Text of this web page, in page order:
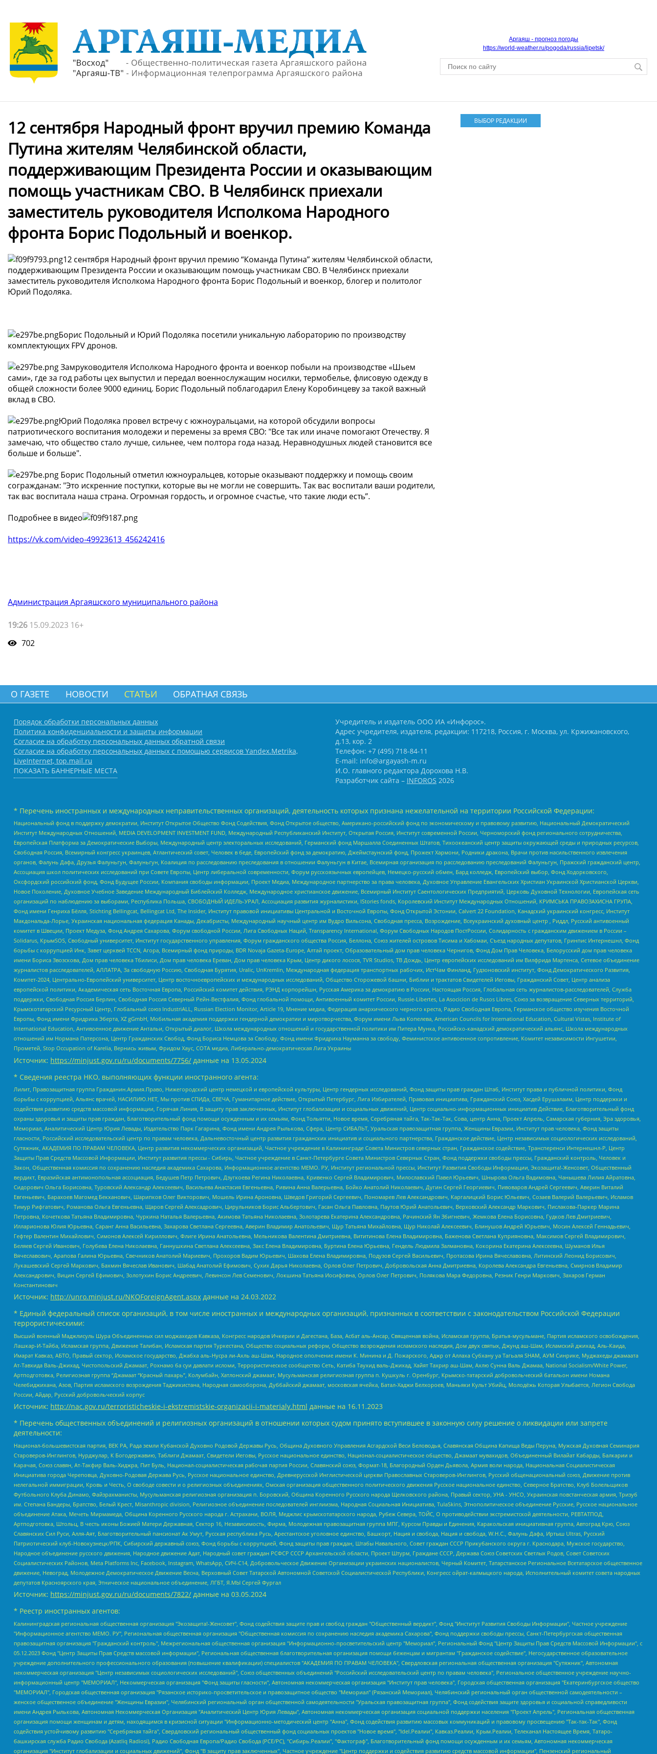
Аргаяш - прогноз погоды
https://world-weather.ru/pogoda/russia/lipetsk/
12 сентября Народный фронт вручил премию Команда
Путина жителям Челябинской области,
поддерживающим Президента России и оказывающим
помощь участникам СВО. В Челябинск приехали
заместитель руководителя Исполкома Народного
фронта Борис Подольный и военкор.
12 сентября Народный фронт вручил премию “Команда Путина” жителям Челябинской области,
поддерживающим Президента России и оказывающим помощь участникам СВО. В Челябинск приехали
заместитель руководителя Исполкома Народного фронта Борис Подольный и военкор, блогер и политолог
Юрий Подоляка.
Борис Подольный и Юрий Подоляка посетили уникальную лабораторию по производству
комплектующих FPV дронов.
Замруководителя Исполкома Народного фронта и военкор побыли на производстве «Шьем
сами», где за год работы цех выпустил и передал военнослужащим носилки, термобелье, флисовую одежду в
общей сложности более 9000 единиц. Борис Подольный поблагодарил Елену Коробинцеву за такой важный
вклад в СВО.
Юрий Подоляка провел встречу с южноуральцами, на которой обсудили вопросы
патриотического воспитания молодежи и перемены за время СВО: "Все так или иначе помогают Отечеству. Я
замечаю, что общество стало лучше, сильнее, чем полтора года назад. Неравнодушных людей становится все
больше и больше".
Борис Подольный отметил южноуральцев, которые оказывают поддержку и помощь своим
согражданам: "Это искренние поступки, которые вы не могли не совершить. Так вас воспитали ваши родители,
так вас воспитала наша страна. Огромная гордость, и огромное счастье, что такие люди есть”.
Подробнее в видео
https://vk.com/video-49923613_456242416
Администрация Аргаяшского муниципального района
19:26 15.09.2023 16+
702
ВЫБОР РЕДАКЦИИ
О ГАЗЕТЕ НОВОСТИ СТАТЬИ ОБРАТНАЯ СВЯЗЬ
Порядок обработки персональных данных
Политика конфиденциальности и защиты информации
Согласие на обработку персональных данных обратной связи
Согласие на обработку персональных данных с помощью сервисов Yandex.Metrika,
LiveInternet, top.mail.ru
ПОКАЗАТЬ БАННЕРНЫЕ МЕСТА
Учредитель и издатель ООО ИА «Инфорос».
Адрес учредителя, издателя, редакции: 117218, Россия, г. Москва, ул. Кржижановского,
д.13, кор. 2
Телефон: +7 (495) 718-84-11
E-mail: info@argayash-m.ru
И.О. главного редактора Дорохова Н.В.
Разработчик сайта – INFOROS 2026
* Перечень иностранных и международных неправительственных организаций, деятельность которых признана нежелательной на территории Российской Федерации:
Национальный фонд в поддержку демократии, Институт Открытое Общество Фонд Содействия, Фонд Открытое общество, Американо-российский фонд по экономическому и правовому развитию, Национальный Демократический
Институт Международных Отношений, MEDIA DEVELOPMENT INVESTMENT FUND, Международный Республиканский Институт, Открытая Россия, Институт современной России, Черноморский фонд регионального сотрудничества,
Европейская Платформа за Демократические Выборы, Международный центр электоральных исследований, Германский фонд Маршалла Соединенных Штатов, Тихоокеанский центр защиты окружающей среды и природных ресурсов,
Свободная Россия, Всемирный конгресс украинцев, Атлантический совет, Человек в беде, Европейский фонд за демократию, Джеймстаунский фонд, Прожект Хармони, Родники дракона, Врачи против насильственного извлечения
органов, Фалунь Дафа, Друзья Фалуньгун, Фалуньгун, Коалиция по расследованию преследования в отношении Фалуньгун в Китае, Всемирная организация по расследованию преследований Фалуньгун, Пражский гражданский центр,
Ассоциация школ политических исследований при Совете Европы, Центр либеральной современности, Форум русскоязычных европейцев, Немецко-русский обмен, Бард колледж, Европейский выбор, Фонд Ходорковского,
Оксфордский российский фонд, Фонд Будущее России, Компания свободы информации, Проект Медиа, Международное партнерство за права человека, Духовное Управление Евангельских Христиан Украинской Христианской Церкви,
Новое Поколение, Духовное Учебное Заведение Международный Библейский Колледж, Международное христианское движение, Всемирный Институт Саентологических Предприятий, Церковь Духовной Технологии, Европейская сеть
организаций по наблюдению за выборами, Республика Польша, СВОБОДНЫЙ ИДЕЛЬ-УРАЛ, Ассоциация развития журналистики, IStories fonds, Королевский Институт Международных Отношений, КРИМСЬКА ПРАВОЗАХИСНА ГРУПА,
Фонд имени Генриха Бёлля, Stichting Bellingcat, Bellingcat Ltd, The Insider, Институт правовой инициативы Центральной и Восточной Европы, Фонд Открытой Эстонии, Calvert 22 Foundation, Канадский украинский конгресс, Институт
Макдональда-Лорье, Украинская национальная федерация Канады, Декабристы, Международный научный центр им Вудро Вильсона, Свободная пресса, Возрождение, Всеукраинский духовный центр , Риддл, Русский антивоенный
комитет в Швеции, Проект Медуза, Фонд Андрея Сахарова, Форум свободной России, Лига Свободных Наций, Transparеncy International, Форум Свободных Народов ПостРоссии, Солидарность с гражданским движением в России –
Solidarus, КрымSOS, Свободный университет, Институт государственного управления, Форум гражданского общества Россия, Беллона, Союз жителей островов Тисима и Хабомаи, Съезд народных депутатов, Гринпис Интернешнл, Фонд
борьбы с коррупцией Инк, Завет церквей TCCN, Агора, Всемирный фонд природы, BDR Novaja Gazeta-Europe, Алтай проект, Образовательный дом прав человека Чернигов, Фонд Дом Прав Человека, Белорусский дом прав человека
имени Бориса Звозскова, Дом прав человека Тбилиси, Дом прав человека Ереван, Дом прав человека Крым, Центр дикого лосося, TVR Studios, ТВ Дождь, Центр европейских исследований им Вилфрида Мартенса, Сетевое объединение
журналистов расследователей, АЛЛАТРА, За свободную Россию, Свободная Бурятия, Uralic, UnKremlin, Международная федерация транспортных рабочих, ИстЧам Финланд, Гудзоновский институт, Фонд Демократического Развития,
Комитет-2024, Центрально-Европейский университет, Центр восточноевропейских и международных исследований, Общество Сторожевой башни, Библии и трактатов Свидетелей Иеговы, Гражданский Совет, Центр анализа
европейской политики, Академическая сеть Восточная Европа, Российский комитет действия, РЭНД корпорейшн, Русская Америка за демократию в России, Настоящая Россия, Глобальная сеть журналистов-расследователей, Служба
поддержки, Свободная Россия Берлин, Свободная Россия Северный Рейн-Вестфалия, Фонд глобальной помощи, Антивоенный комитет России, Russie-Libertes, La Asocicion de Rusos Libres, Союз за возвращение Северных территорий,
Крымскотатарский Ресурсный Центр, Глобальный союз IndustriALL, Russian Election Monitor, Article 19, Мнение медиа, Федерация анархического черного креста, Радио Свободная Европа, Германское общество изучения Восточной
Европы, Фонд имени Фридриха Эберта, XZ gGmbH, Мобильная академия поддержки гендерной демократии и миротворчества, Форум имени Льва Копелева, American Councils for International Education, Cultural Vistas, Institute of
International Education, Антивоенное движение Антальи, Открытый диалог, Школа международных отношений и государственной политики им Питера Мунка, Российско-канадский демократический альянс, Школа международных
отношений им Нормана Патерсона, Центр Гражданских Свобод, Фонд Бориса Немцова за Свободу, Фонд имени Фридриха Науманна за свободу, Феминистское антивоенное сопротивление, Комитет независимости Ингушетии,
Прометей, Stop Occupation of Karelia, Вернись живым, Фридом Хаус, СОТА медиа, Либерально-демократическая Лига Украины
Источник: https://minjust.gov.ru/ru/documents/7756/ данные на 13.05.2024
* Сведения реестра НКО, выполняющих функции иностранного агента:
Лилит, Правозащитная группа Гражданин.Армия.Право, Нижегородский центр немецкой и европейской культуры, Центр гендерных исследований, Фонд защиты прав граждан Штаб, Институт права и публичной политики, Фонд
борьбы с коррупцией, Альянс врачей, НАСИЛИЮ.НЕТ, Мы против СПИДа, СВЕЧА, Гуманитарное действие, Открытый Петербург, Лига Избирателей, Правовая инициатива, Гражданский Союз, Хасдей Ерушалаим, Центр поддержки и
содействия развитию средств массовой информации, Горячая Линия, В защиту прав заключенных, Институт глобализации и социальных движений, Центр социально-информационных инициатив Действие, Благотворительный фонд
охраны здоровья и защиты прав граждан, Благотворительный фонд помощи осужденным и их семьям, Фонд Тольятти, Новое время, Серебряная тайга, Так-Так-Так, Сова, центр Анна, Проект Апрель, Самарская губерния, Эра здоровья,
Мемориал, Аналитический Центр Юрия Левады, Издательство Парк Гагарина, Фонд имени Андрея Рылькова, Сфера, Центр СИБАЛЬТ, Уральская правозащитная группа, Женщины Евразии, Институт прав человека, Фонд защиты
гласности, Российский исследовательский центр по правам человека, Дальневосточный центр развития гражданских инициатив и социального партнерства, Гражданское действие, Центр независимых социологических исследований,
Сутяжник, АКАДЕМИЯ ПО ПРАВАМ ЧЕЛОВЕКА, Центр развития некоммерческих организаций, Частное учреждение в Калининграде Совета Министров северных стран, Гражданское содействие, Трансперенси Интернешнл-Р, Центр
Защиты Прав Средств Массовой Информации, Институт развития прессы - Сибирь, Частное учреждение в Санкт-Петербурге Совета Министров Северных Стран, Фонд поддержки свободы прессы, Гражданский контроль, Человек и
Закон, Общественная комиссия по сохранению наследия академика Сахарова, Информационное агентство МЕМО. РУ, Институт региональной прессы, Институт Развития Свободы Информации, Экозащита!-Женсовет, Общественный
вердикт, Евразийская антимонопольная ассоциация, Бедушев Петр Петрович, Дзугкоева Регина Николаевна, Кривенко Сергей Владимирович, Милославский Павел Юрьевич, Шнырова Ольга Вадимовна, Чанышева Лилия Айратовна,
Сидорович Ольга Борисовна, Туровский Александр Алексеевич, Васильева Анастасия Евгеньевна, Ривина Анна Валерьевна, Бойко Анатолий Николаевич, Дугин Сергей Георгиевич, Пивоваров Андрей Сергеевич, Аверин Виталий
Евгеньевич, Барахоев Магомед Бекханович, Шарипков Олег Викторович, Мошель Ирина Ароновна, Шведов Григорий Сергеевич, Пономарев Лев Александрович, Каргалицкий Борис Юльевич, Созаев Валерий Валерьевич, Исламов
Тимур Рифгатович, Романова Ольга Евгеньевна, Щаров Сергей Алексадрович, Цирульников Борис Альбертович, Гасан Ольга Павловна, Паутов Юрий Анатольевич, Верховский Александр Маркович, Пислакова-Паркер Марина
Петровна, Кочеткова Татьяна Владимировна, Чуркина Наталья Валерьевна, Акимова Татьяна Николаевна, Золотарева Екатерина Александровна, Рачинский Ян Збигневич, Жемкова Елена Борисовна, Гудков Лев Дмитриевич,
Илларионова Юлия Юрьевна, Саранг Анна Васильевна, Захарова Светлана Сергеевна, Аверин Владимир Анатольевич, Щур Татьяна Михайловна, Щур Николай Алексеевич, Блинушов Андрей Юрьевич, Мосин Алексей Геннадьевич,
Гефтер Валентин Михайлович, Симонов Алексей Кириллович, Флиге Ирина Анатольевна, Мельникова Валентина Дмитриевна, Вититинова Елена Владимировна, Баженова Светлана Куприяновна, Максимов Сергей Владимирович,
Беляев Сергей Иванович, Голубева Елена Николаевна, Ганнушкина Светлана Алексеевна, Закс Елена Владимировна, Буртина Елена Юрьевна, Гендель Людмила Залмановна, Кокорина Екатерина Алексеевна, Шуманов Илья
Вячеславович, Арапова Галина Юрьевна, Свечников Анатолий Мариевич, Прохоров Вадим Юрьевич, Шахова Елена Владимировна, Подузов Сергей Васильевич, Протасова Ирина Вячеславовна, Литинский Леонид Борисович,
Лукашевский Сергей Маркович, Бахмин Вячеслав Иванович, Шабад Анатолий Ефимович, Сухих Дарья Николаевна, Орлов Олег Петрович, Добровольская Анна Дмитриевна, Королева Александра Евгеньевна, Смирнов Владимир
Александрович, Вицин Сергей Ефимович, Золотухин Борис Андреевич, Левинсон Лев Семенович, Локшина Татьяна Иосифовна, Орлов Олег Петрович, Полякова Мара Федоровна, Резник Генри Маркович, Захаров Герман
Константинович
Источник: http://unro.minjust.ru/NKOForeignAgent.aspx данные на 24.03.2022
* Единый федеральный список организаций, в том числе иностранных и международных организаций, признанных в соответствии с законодательством Российской Федерации
террористическими:
Высший военный Маджлисуль Шура Объединенных сил моджахедов Кавказа, Конгресс народов Ичкерии и Дагестана, База, Асбат аль-Ансар, Священная война, Исламская группа, Братья-мусульмане, Партия исламского освобождения,
Лашкар-И-Тайба, Исламская группа, Движение Талибан, Исламская партия Туркестана, Общество социальных реформ, Общество возрождения исламского наследия, Дом двух святых, Джунд аш-Шам, Исламский джихад, Аль-Каида,
Имарат Кавказ, АБТО, Правый сектор, Исламское государство, Джабха аль-Нусра ли-Ахль аш-Шам, Народное ополчение имени К. Минина и Д. Пожарского, Аджр от Аллаха Субхану уа Тагьаля SHAM, АУМ Синрике, Муджахеды джамаата
Ат-Тавхида Валь-Джихад, Чистопольский Джамаат, Рохнамо ба суи давлати исломи, Террористическое сообщество Сеть, Катиба Таухид валь-Джихад, Хайят Тахрир аш-Шам, Ахлю Сунна Валь Джамаа, National Socialism/White Power,
Артподготовка, Религиозная группа “Джамаат “Красный пахарь”, Колумбайн, Хатлонский джамаат, Мусульманская религиозная группа п. Кушкуль г. Оренбург, Крымско-татарский добровольческий батальон имени Номана
Челебиджихана, Азов, Партия исламского возрождения Таджикистана, Народная самооборона, Дуббайский джамаат, московская ячейка, Батал-Хаджи Белхороев, Маньяки Культ Убийц, Молодёжь Которая Улыбается, Легион Свобода
России, Айдар, Русский добровольческий корпус
Источник: http://nac.gov.ru/terroristicheskie-i-ekstremistskie-organizacii-i-materialy.html данные на 16.11.2023
* Перечень общественных объединений и религиозных организаций в отношении которых судом принято вступившее в законную силу решение о ликвидации или запрете
деятельности:
Национал-большевистская партия, ВЕК РА, Рада земли Кубанской Духовно Родовой Державы Русь, Община Духовного Управления Асгардской Веси Беловодья, Славянская Община Капища Веды Перуна, Мужская Духовная Семинария
Староверов-Инглингов, Нурджулар, К Богодержавию, Таблиги Джамаат, Свидетели Иеговы, Русское национальное единство, Национал-социалистическое общество, Джамаат мувахидов, Объединенный Вилайат Кабарды, Балкарии и
Карачая, Союз славян, Ат-Такфир Валь-Хиджра, Пит Буль, Национал-социалистическая рабочая партия России, Славянский союз, Формат-18, Благородный Орден Дьявола, Армия воли народа, Национальная Социалистическая
Инициатива города Череповца, Духовно-Родовая Держава Русь, Русское национальное единство, Древнерусской Инглистической церкви Православных Староверов-Инглингов, Русский общенациональный союз, Движение против
нелегальной иммиграции, Кровь и Честь, О свободе совести и о религиозных объединениях, Омская организация общественного политического движения Русское национальное единство, Северное Братство, Клуб Болельщиков
Футбольного Клуба Динамо, Файзрахманисты, Мусульманская религиозная организация п. Боровский, Община Коренного Русского народа Щелковского района, Правый сектор, УНА - УНСО, Украинская повстанческая армия, Тризуб
им. Степана Бандеры, Братство, Белый Крест, Misanthropic division, Религиозное объединение последователей инглиизма, Народная Социальная Инициатива, TulaSkins, Этнополитическое объединение Русские, Русское национальное
объединение Атака, Мечеть Мирмамеда, Община Коренного Русского народа г. Астрахани, ВОЛЯ, Меджлис крымскотатарского народа, Рубеж Севера, ТОЙС, О противодействии экстремистской деятельности, РЕВТАТПОД,
Артподготовка, Штольц, В честь иконы Божией Матери Державная, Сектор 16, Независимость, Фирма, Молодежная правозащитная группа МПГ, Курсом Правды и Единения, Каракольская инициативная группа, Автоград Крю, Союз
Славянских Сил Руси, Алля-Аят, Благотворительный пансионат Ак Умут, Русская республика Русь, Арестантское уголовное единство, Башкорт, Нация и свобода, Нация и свобода, W.H.С., Фалунь Дафа, Иртыш Ultras, Русский
Патриотический клуб-Новокузнецк/РПК, Сибирский державный союз, Фонд борьбы с коррупцией, Фонд защиты прав граждан, Штабы Навального, Совет граждан СССР Прикубанского округа г. Краснодара, Мужское государство,
Народное объединение русского движения, Народное движение Адат, Народный совет граждан РСФСР СССР Архангельской области, Проект Штурм, Граждане СССР, Держава Союз Советских Светлых Родов, Совет Советских
Социалистических Районов, Meta Platforms Inc, Facebook, Instagram, WhatsApp, СИЧ-С14, Добровольческое Движение Организации украинских националистов, Черный Комитет, Татарстанское Региональное Всетатарское общественное
движение, Невоград, Молодежное Демократическое Движение Весна, Верховный Совет Татарской Автономной Советской Социалистической Республики, Конгресс ойрат-калмыцкого народа, Исполнительный комитет совета народных
депутатов Красноярского края, Этническое национальное объединение, ЛГБТ, Я.МЫ Сергей Фургал
Источник: https://minjust.gov.ru/ru/documents/7822/ данные на 03.05.2024
* Реестр иностранных агентов:
Калининградская региональная общественная организация "Экозащита!-Женсовет", Фонд содействия защите прав и свобод граждан "Общественный вердикт", Фонд "Институт Развития Свободы Информации", Частное учреждение "Информационное агентство МЕМО. РУ", Региональная общественная организация "Общественная комиссия по сохранению наследия академика Сахарова", Фонд поддержки свободы прессы, Санкт-Петербургская общественная правозащитная организация "Гражданский контроль", Межрегиональная общественная организация "Информационно-просветительский центр "Мемориал", Региональный Фонд "Центр Защиты Прав Средств Массовой Информации", с 05.12.2023 Фонд "Центр Защиты Прав Средств массовой информации", Региональная общественная благотворительная организация помощи беженцам и мигрантам "Гражданское содействие", Негосударственное образовательное учреждение дополнительного профессионального образования (повышение квалификации) специалистов "АКАДЕМИЯ ПО ПРАВАМ ЧЕЛОВЕКА", Свердловская региональная общественная организация "Сутяжник", Автономная некоммерческая организация "Центр независимых социологических исследований", Союз общественных объединений "Российский исследовательский центр по правам человека", Региональное общественное учреждение научно-информационный центр "МЕМОРИАЛ", Некоммерческая организация "Фонд защиты гласности", Автономная некоммерческая организация "Институт прав человека", Городская общественная организация "Екатеринбургское общество "МЕМОРИАЛ", Городская общественная организация "Рязанское историко-просветительское и правозащитное общество "Мемориал" (Рязанский Мемориал), Челябинский региональный орган общественной самодеятельности – женское общественное объединение "Женщины Евразии", Челябинский региональный орган общественной самодеятельности "Уральская правозащитная группа", Фонд содействия защите здоровья и социальной справедливости имени Андрея Рылькова, Автономная Некоммерческая Организация "Аналитический Центр Юрия Левады", Автономная некоммерческая организация социальной поддержки населения "Проект Апрель", Региональная общественная организация помощи женщинам и детям, находящимся в кризисной ситуации "Информационно-методический центр "Анна", Фонд содействия развитию массовых коммуникаций и правовому просвещению "Так-так-Так", Фонд содействия устойчивому развитию "Серебряная тайга", Свердловский региональный общественный фонд социальных проектов "Новое время", "Idel.Реалии", Кавказ.Реалии, Крым.Реалии, Телеканал Настоящее Время, Татаро-башкирская служба Радио Свобода (Azatliq Radiosi), Радио Свободная Европа/Радио Свобода (PCE/PC), "Сибирь.Реалии", "Фактограф", Благотворительный фонд помощи осужденным и их семьям, Автономная некоммерческая организация "Институт глобализации и социальных движений", Фонд "В защиту прав заключенных", Частное учреждение "Центр поддержки и содействия развитию средств массовой информации", Пензенский региональный общественный благотворительный фонд "Гражданский союз", "Север.Реалии", Некоммерческая организация Фонд "Правовая инициатива", Общество с ограниченной ответственностью "Радио Свободная Европа/Радио Свобода", Чешское информационное агентство "MEDIUM-ORIENT", Красноярская региональная общественная организация "Мы против СПИДа", Камалягин Денис Николаевич, Маркелов Сергей Евгеньевич, Пономарев Лев Александрович, Савицкая Людмила Алексеевна, Автономная некоммерческая организация "Центр по работе с проблемой насилия "НАСИЛИЮ.НЕТ", Межрегиональный профессиональный союз работников здравоохранения "Альянс врачей", Юридическое лицо, зарегистрированное в Латвийской Республике, SIA "Medusa Project" (регистрационный номер 40103797863, дата регистрации 10.06.2014), Некоммерческая организация "Фонд по борьбе с коррупцией", Автономная некоммерческая организация "Институт права и публичной политики", Баданин Роман Сергеевич, Гликин Максим Александрович, Железнова Мария Михайловна, Лукьянова Юлия Сергеевна, Маетная Елизавета Витальевна, Маняхин Петр Борисович, Чуракова Ольга Владимировна, Ярош Юлия Петровна, Юридическое лицо "The Insider SIA", зарегистрированное в Риге, Латвийская Республика (дата регистрации 26.06.2015), являющееся администратором доменного имени интернет-издания "The Insider SIA", https://theins.ru, Постернак Алексей Евгеньевич, Рубин Михаил Аркадьевич, Анин Роман Александрович, Юридическое лицо Istories fonds, зарегистрированное в Латвийской Республике (регистрационный номер 50008295751, дата регистрации 24.02.2020), Великовский Дмитрий Александрович, Долинина Ирина Николаевна, Мароховская Алеся Алексеевна, Шлейнов Роман Юрьевич, Шмагун Олеся Валентиновна, Общество с ограниченной ответственностью "Альтаир 2021", Общество с ограниченной ответственностью "Вега 2021", Общество с ограниченной ответственностью "Главный редактор 2021", Общество с ограниченной ответственностью "Ромашки монолит", Важенков Артем Валерьевич, Ивановская областная общественная организация "Центр гендерных исследований", Гурман Юрий Альбертович, Медиапроект "ОВД-Инфо", Егоров Владимир Владимирович, Жилинский Владимир Александрович, Общество с ограниченной ответственностью "ЗП", Иванова София Юрьевна, Карезина Инна Павловна, Кильтау Екатерина Викторовна, Петров Алексей Викторович, Пискунов Сергей Евгеньевич, Смирнов Сергей Сергеевич, Тихонов Михаил Сергеевич, Общество с ограниченной ответственностью "ЖУРНАЛИСТ-ИНОСТРАННЫЙ АГЕНТ", Арапова Галина Юрьевна, Вольтская Татьяна Анатольевна, Американская компания "Mason G.E.S. Anonymous Foundation" (США), являющаяся владельцем интернет-издания https://mnews.world/, Компания "Stichting Bellingcat", зарегистрированная в Нидерландах (дата регистрации 11.07.2018), Захаров Андрей Вячеславович, Клепиковская Екатерина Дмитриевна, Общество с ограниченной ответственностью "МЕМО", Перл Роман Александрович, Симонов Евгений Алексеевич, Соловьева Елена Анатольевна, Сотников Даниил Владимирович, Сурначева Елизавета Дмитриевна, Автономная некоммерческая организация по защите прав человека и информированию населения "Якутия – Наше Мнение", Общество с ограниченной ответственностью "Москоу диджитал медиа", с 26.01.2023 Общество с ограниченной ответственностью "Чайка Белые сады", Ветошкина Валерия Валерьевна, Заговора Максим Александрович, Межрегиональное общественное движение "Российская ЛГБТ - сеть", Оленичев Максим Владимирович, Павлов Иван Юрьевич, Скворцова Елена Сергеевна, Общество с ограниченной ответственностью "Как бы инагент", Кочетков Игорь Викторович, Общество с ограниченной ответственностью "Честные выборы", Еланчик Олег Александрович, Общество с ограниченной ответственностью "Нобелевский призыв", Гималова Регина Эмилевна, Григорьев Андрей Валерьевич, Григорьева Алина Александровна, Ассоциация по содействию защите прав призывников, альтернативнослужащих и военнослужащих "Правозащитная группа "Гражданин.Армия.Право", Хисамова Регина Фаритовна, Автономная некоммерческая организация по реализации социально-правовых программ "Лилит", Дальневосточное общественное движение "Маяк", Санкт-Петербургская ЛГБТ-инициативная группа "Выход", Инициативная группа ЛГБТ+ "Реверс", Алексеев Андрей Викторович, Бекбулатова Таисия Львовна, Беляев Иван Михайлович, Владыкина Елена Сергеевна, Гельман Марат Александрович, Никульшина Вероника Юрьевна, Толоконникова Надежда Андреевна, Шендерович Виктор Анатольевич, Общество с ограниченной ответственностью "Данное сообщение", Общество с ограниченной ответственностью Издательский дом "Новая глава", Айнбиндер Александра Александровна, Московский комьюнити-центр для ЛГБТ+инициатив, Благотворительный фонд развития филантропии, Deutsche Welle (Германия, Kurt-Schumacher-Strasse 3, 53113 Bonn), Борзунова Мария Михайловна, Воробьев Виктор Викторович, Голубева Анна Львовна, Константинова Алла Михайловна, Малкова Ирина Владимировна, Мурадов Мурад Абдулгалимович, Осетинская Елизавета Николаевна, Понасенков Евгений Николаевич, Ганапольский Матвей Юрьевич, Киселев Евгений Алексеевич, Борухович Ирина Григорьевна, Дремин Иван Тимофеевич, Дубровский Дмитрий Викторович, Красноярская региональная общественная организация поддержки и развития альтернативных образовательных технологий и межкультурных коммуникаций "ИНТЕРРА", Маяковская Екатерина Алексеевна, Фейгин Марк Захарович, Филимонов Андрей Викторович, Дзугкоева Регина Николаевна, Доброхотов Роман Александрович, Дудь Юрий Александрович, Елкин Сергей Владимирович, Кругликов Кирилл Игоревич, Сабунаева Мария Леонидовна, Семенов Алексей Владимирович, Шаинян Карен Багратович, Шульман Екатерина Михайловна, Асафьев Артур Валерьевич, Вахштайн Виктор Семенович, Венедиктов Алексей Алексеевич, Лушникова Екатерина Евгеньевна, Волков Леонид Михайлович, Невзоров Александр Глебович, Пархоменко Сергей Борисович, Сироткин Ярослав Николаевич, Кара-Мурза Владимир Владимирович, Баранова Наталья Владимировна, Гозман Леонид Яковлевич, Кагарлицкий Борис Юльевич, Климарев Михаил Валерьевич, Милов Владимир Станиславович, Автономная некоммерческая организация Краснодарский центр современного искусства "Типография", Моргенштерн Алишер Тагирович, Соболь Любовь Эдуардовна, Общество с ограниченной ответственностью "ЛИЗА НОРМ", Каспаров Гарри Кимович, Ходорковский Михаил Борисович, Общество с ограниченной ответственностью "Апрельские тезисы", Данилович Ирина Брониславовна, Кашин Олег Владимирович, Петров Николай Владимирович, Пивоваров Алексей Владимирович, Соколов Михаил Владимирович, Цветкова Юлия Владимировна, Чичваркин Евгений Александрович, Комитет против пыток/Команда против пыток, Общество с ограниченной ответственностью "Первый научный", Общество с ограниченной ответственностью "Вертолет и ко", Белоцерковская Вероника Борисовна, Кац Максим Евгеньевич, Лазарева Татьяна Юрьевна, Шаведдинов Руслан Табризович, Яшин Илья Валерьевич, Общество с ограниченной ответственностью "Иноагент ААВ", Алешковский Дмитрий Петрович, Альбац Евгения Марковна, Быков Дмитрий Львович, Галямина Юлия Евгеньевна, Лойко Сергей Леонидович, Мартынов Кирилл Константинович, Медведев Сергей Александрович, Крашенинников Федор Геннадиевич, Гордеева Катерина Вл